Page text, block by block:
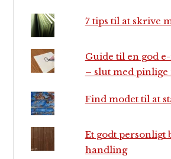
7 tips til at skrive
Guide til en god
– slut med pinlige
Find modet til at
Et godt
handling